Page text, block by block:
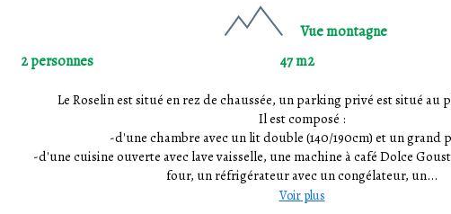
Vue montagne
2 personnes
47 m2
Le Roselin est situé en rez de chaussée, un parking privé est situé au
Il est composé :
-d'une chambre avec un lit double (140/190cm) et un grand
-d'une cuisine ouverte avec lave vaisselle, une machine à café Dolce
four, un réfrigérateur avec un congélateur, un...
Voir plus